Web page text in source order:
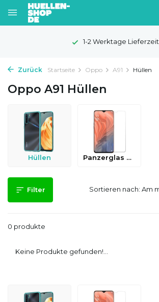
1-2 Werktage Lieferzeit
Zurück Startseite Oppo A91 Hüllen
Oppo A91 Hüllen
Hüllen Panzerglas & Schutzfolien
Filter
0 produkte
Sortieren nach:
Keine Produkte gefunden!...